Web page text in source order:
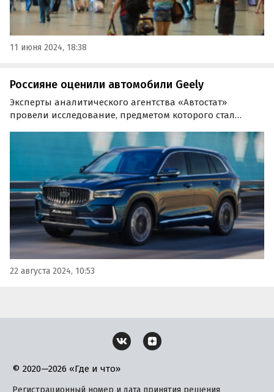
11 июня 2024, 18:38
Россияне оценили автомобили Geely
Эксперты аналитического агентства «Автостат»
провели исследование, предметом которого стал
лояльность автовладельцев к марке своего
22 августа 2024, 10:53
© 2020—2026 «Где и что»
Регистрационный номер и дата принятия решения